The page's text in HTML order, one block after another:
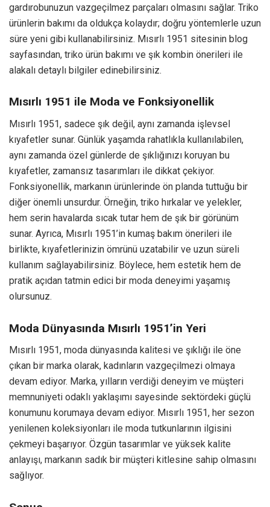
gardırobunuzun vazgeçilmez parçaları olmasını sağlar. Triko
ürünlerin bakımı da oldukça kolaydır; doğru yöntemlerle uzun
süre yeni gibi kullanabilirsiniz. Mısırlı 1951 sitesinin blog
sayfasından, triko ürün bakımı ve şık kombin önerileri ile
alakalı detaylı bilgiler edinebilirsiniz.
Mısırlı 1951 ile Moda ve Fonksiyonellik
Mısırlı 1951, sadece şık değil, aynı zamanda işlevsel
kıyafetler sunar. Günlük yaşamda rahatlıkla kullanılabilen,
aynı zamanda özel günlerde de şıklığınızı koruyan bu
kıyafetler, zamansız tasarımları ile dikkat çekiyor.
Fonksiyonellik, markanın ürünlerinde ön planda tuttuğu bir
diğer önemli unsurdur. Örneğin, triko hırkalar ve yelekler,
hem serin havalarda sıcak tutar hem de şık bir görünüm
sunar. Ayrıca, Mısırlı 1951’in kumaş bakım önerileri ile
birlikte, kıyafetlerinizin ömrünü uzatabilir ve uzun süreli
kullanım sağlayabilirsiniz. Böylece, hem estetik hem de
pratik açıdan tatmin edici bir moda deneyimi yaşamış
olursunuz.
Moda Dünyasında Mısırlı 1951’in Yeri
Mısırlı 1951, moda dünyasında kalitesi ve şıklığı ile öne
çıkan bir marka olarak, kadınların vazgeçilmezi olmaya
devam ediyor. Marka, yılların verdiği deneyim ve müşteri
memnuniyeti odaklı yaklaşımı sayesinde sektördeki güçlü
konumunu korumaya devam ediyor. Mısırlı 1951, her sezon
yenilenen koleksiyonları ile moda tutkunlarının ilgisini
çekmeyi başarıyor. Özgün tasarımlar ve yüksek kalite
anlayışı, markanın sadık bir müşteri kitlesine sahip olmasını
sağlıyor.